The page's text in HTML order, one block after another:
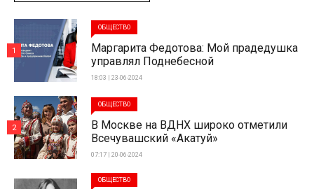
ОБЩЕСТВО
Маргарита Федотова: Мой прадедушка
управлял Поднебесной
18:03 | 23-06-2024
1
ОБЩЕСТВО
В Москве на ВДНХ широко отметили
Всечувашский «Акатуй»
07:17 | 20-06-2024
2
ОБЩЕСТВО